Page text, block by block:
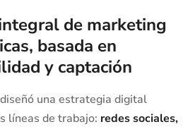
de marketing
basada en
y captación
una estrategia digital
líneas de trabajo: redes sociales,